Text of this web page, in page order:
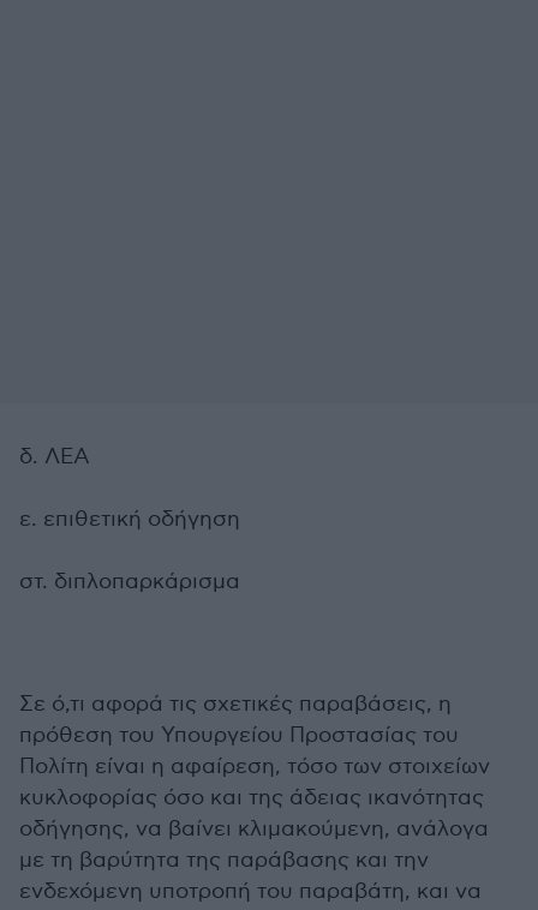
δ. ΛΕΑ
ε. επιθετική οδήγηση
στ. διπλοπαρκάρισμα
Σε ό,τι αφορά τις σχετικές παραβάσεις, η
πρόθεση του Υπουργείου Προστασίας του
Πολίτη είναι η αφαίρεση, τόσο των στοιχείων
κυκλοφορίας όσο και της άδειας ικανότητας
οδήγησης, να βαίνει κλιμακούμενη, ανάλογα
με τη βαρύτητα της παράβασης και την
ενδεχόμενη υποτροπή του παραβάτη, και να